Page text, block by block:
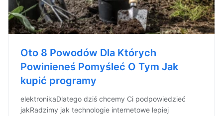
Oto 8 Powodów Dla Których
Powinieneś Pomyśleć O Tym Jak
kupić programy
elektronikaDlatego dziś chcemy Ci podpowiedzieć
jakRadzimy jak technologie internetowe lepiej